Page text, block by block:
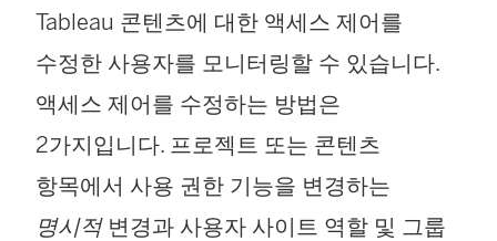
Tableau 콘텐츠에 대한 액세스 제어를
수정한 사용자를 모니터링할 수 있습니다.
액세스 제어를 수정하는 방법은
2가지입니다. 프로젝트 또는 콘텐츠
항목에서 사용 권한 기능을 변경하는
명시적변경과 사용자 사이트 역할 및 그룹